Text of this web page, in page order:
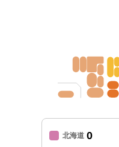
北海道 0